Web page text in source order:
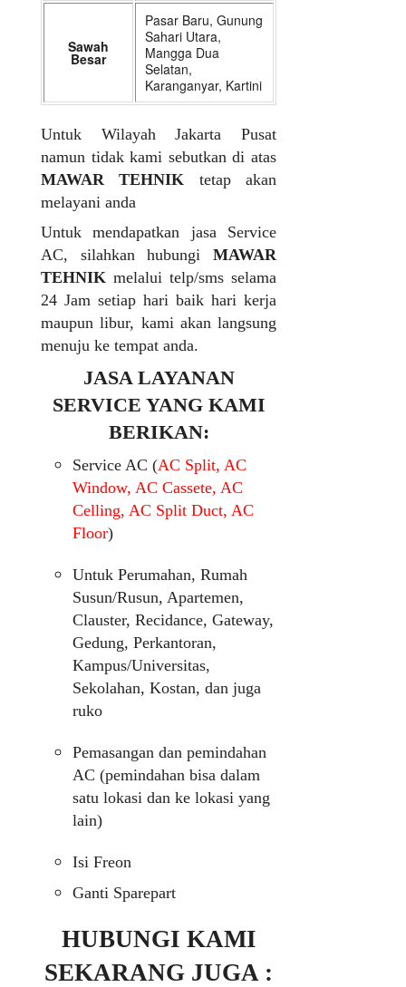
Sawah
Besar
Pasar Baru, Gunung
Sahari Utara,
Mangga Dua
Selatan,
Karanganyar, Kartini
Untuk Wilayah Jakarta Pusat
namun tidak kami sebutkan di atas
MAWAR TEHNIK tetap akan
melayani anda
Untuk mendapatkan jasa Service
AC, silahkan hubungi MAWAR
TEHNIK melalui telp/sms selama
24 Jam setiap hari baik hari kerja
maupun libur, kami akan langsung
menuju ke tempat anda.
JASA LAYANAN
SERVICE YANG KAMI
BERIKAN:
Service AC (AC Split, AC
Window, AC Cassete, AC
Celling, AC Split Duct, AC
Floor)
Untuk Perumahan, Rumah
Susun/Rusun, Apartemen,
Clauster, Recidance, Gateway,
Gedung, Perkantoran,
Kampus/Universitas,
Sekolahan, Kostan, dan juga
ruko
Pemasangan dan pemindahan
AC (pemindahan bisa dalam
satu lokasi dan ke lokasi yang
lain)
Isi Freon
Ganti Sparepart
HUBUNGI KAMI
SEKARANG JUGA :